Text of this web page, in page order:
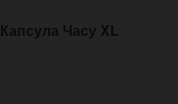
Капсула Часу XL